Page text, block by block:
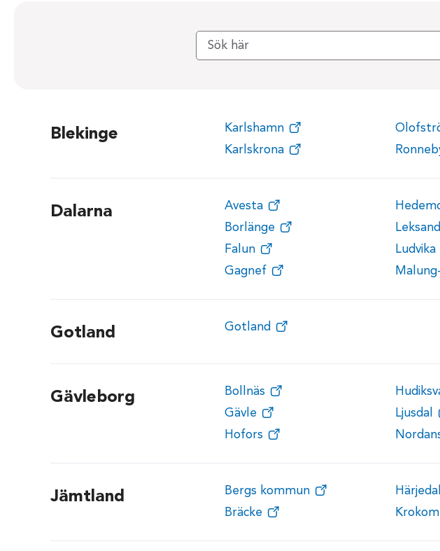
Blekinge
Karlshamn
Karlskrona
Dalarna
Avesta
Borlänge
Falun
Gagnef
Leksand
Ludvika
Gotland Gotland
Gävleborg
Bollnäs
Gävle
Hofors
Ljusdal
Jämtland
Bergs kommun
Bräcke
Krokom